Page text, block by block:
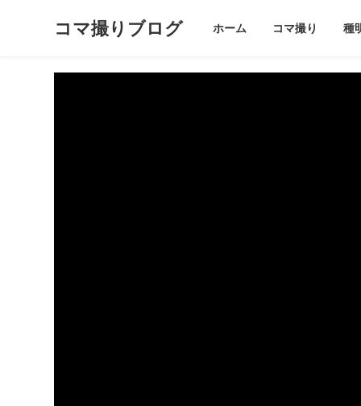
コマ撮りブログ ホーム コマ撮り 種